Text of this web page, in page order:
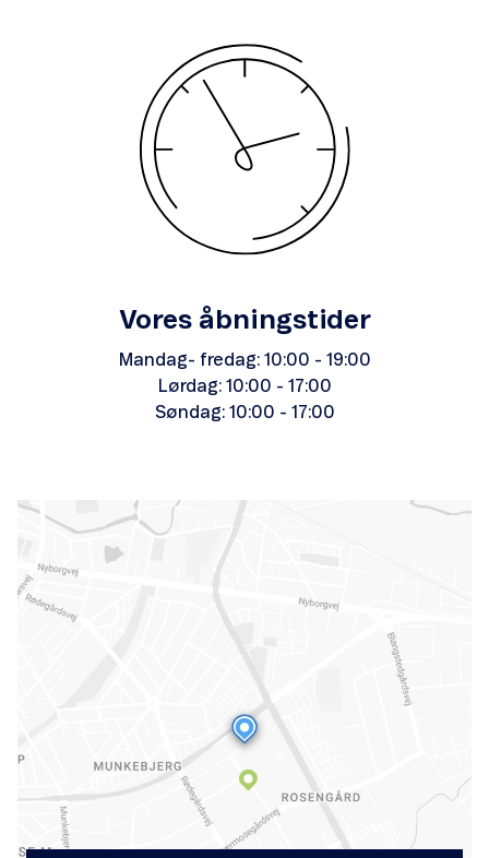
Vores åbningstider
Mandag- fredag: 10:00 - 19:00
Lørdag: 10:00 - 17:00
Søndag: 10:00 - 17:00